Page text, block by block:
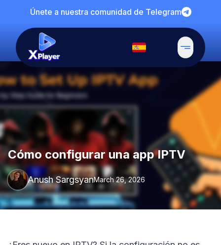
Únete a nuestra comunidad de Telegram
Cómo configurar una app IPTV
Anush SargsyanMarch 26, 2026